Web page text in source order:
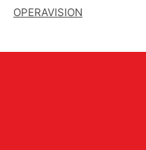
OPERAVISION